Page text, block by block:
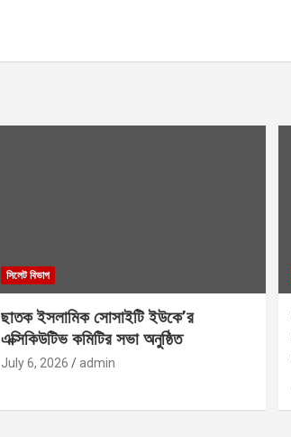
সিলেট বিভাগ
ছাতক ইসলামিক সোসাইটি ইউকে’র
এক্সিকিউটিভ কমিটির সভা অনুষ্ঠিত
July 6, 2026 admin